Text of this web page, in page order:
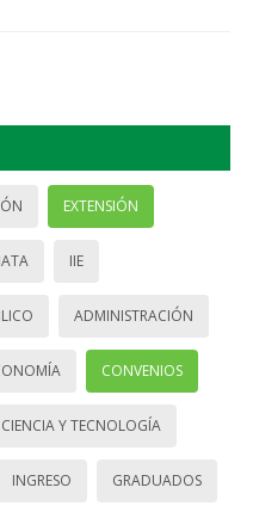
EXTENSIÓN
IIE
ADMINISTRACIÓN
CONVENIOS
CIENCIA Y TECNOLOGÍA
INGRESO GRADUADOS